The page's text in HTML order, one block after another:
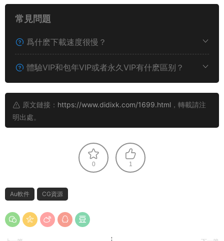
常見問題
爲什麽下載速度很慢？
體驗VIP和包年VIP或者永久VIP有什麽區别？
原文鏈接： https://www.didixk.com/1699.html ，轉載請注
明出處。
0 1
Au軟件 CG資源